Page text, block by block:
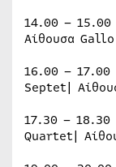
14.00 – 15.00
Αίθουσα
16.00 – 17.00
Septet|
17.30 – 18.30
Quartet|